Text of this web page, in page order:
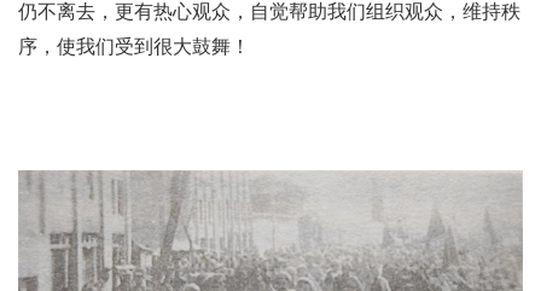
仍不离去，更有热心观众，自觉帮助我们组织观众，维持秩
序，使我们受到很大鼓舞！